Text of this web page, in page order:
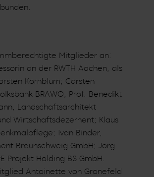
Mitglieder an:
an der RWTH Aachen, als
Kornblum; Carsten
BRAWO; Prof. Benedikt
Landschaftsarchitekt
Wirtschaftsdezernent; Klaus
Ivan Binder,
Braunschweig GmbH; Jörg
Projekt Holding BS GmbH.
Antoinette von Gronefeld